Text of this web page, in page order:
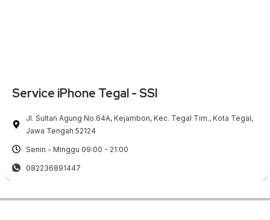
Service iPhone Tegal - SSI
Jl. Sultan Agung No.64A, Kejambon, Kec. Tegal Tim., Kota Tegal,
Jawa Tengah 52124
Senin - Minggu 09:00 - 21:00
082236891447